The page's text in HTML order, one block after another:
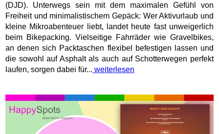
(DJD). Unterwegs sein mit dem maximalen Gefühl von
Freiheit und minimalistischem Gepäck: Wer Aktivurlaub und
kleine Mikroabenteuer liebt, landet heute fast unweigerlich
beim Bikepacking. Vielseitige Fahrräder wie Gravelbikes,
an denen sich Packtaschen flexibel befestigen lassen und
die sowohl auf Asphalt als auch auf Schotterwegen perfekt
laufen, sorgen dabei für... weiterlesen